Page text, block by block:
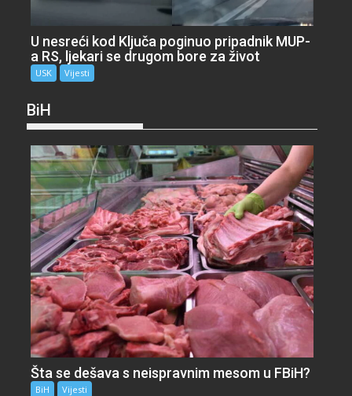
U nesreći kod Ključa poginuo pripadnik MUP-
a RS, ljekari se drugom bore za život
USK Vijesti
BiH
Šta se dešava s neispravnim mesom u FBiH?
BiH Vijesti